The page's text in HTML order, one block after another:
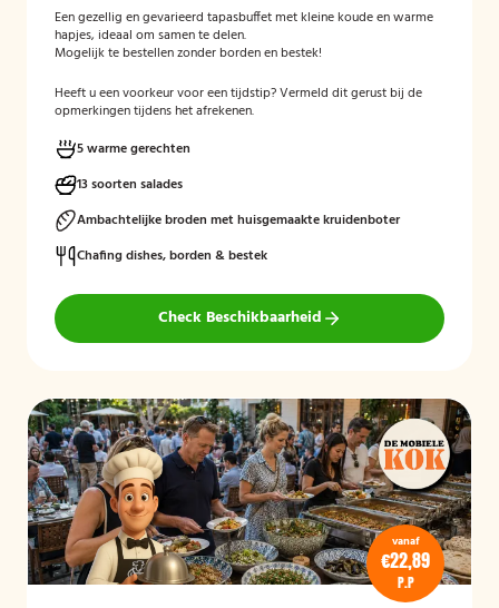
Een gezellig en gevarieerd tapasbuffet met kleine koude en warme
hapjes, ideaal om samen te delen.
Mogelijk te bestellen zonder borden en bestek!
Heeft u een voorkeur voor een tijdstip? Vermeld dit gerust bij de
opmerkingen tijdens het afrekenen.
5 warme gerechten
13 soorten salades
Ambachtelijke broden met huisgemaakte kruidenboter
Chafing dishes, borden & bestek
Check Beschikbaarheid
vanaf
€22,89
P.P